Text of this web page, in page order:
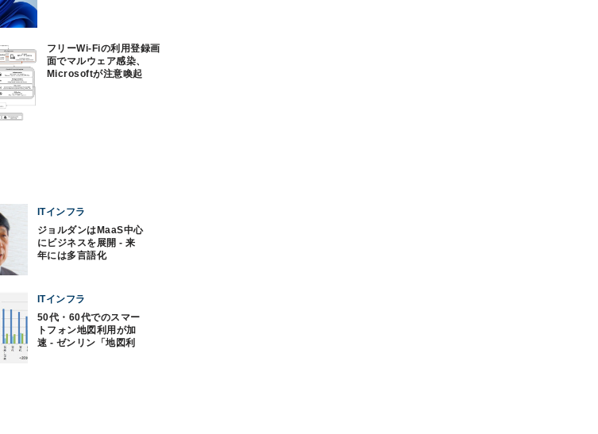
フリーWi-Fiの利用登録画
面でマルウェア感染、
Microsoftが注意喚起
ITインフラ
ジョルダンはMaaS中心
にビジネスを展開 - 来
年には多言語化
ITインフラ
50代・60代でのスマー
トフォン地図利用が加
速 - ゼンリン「地図利